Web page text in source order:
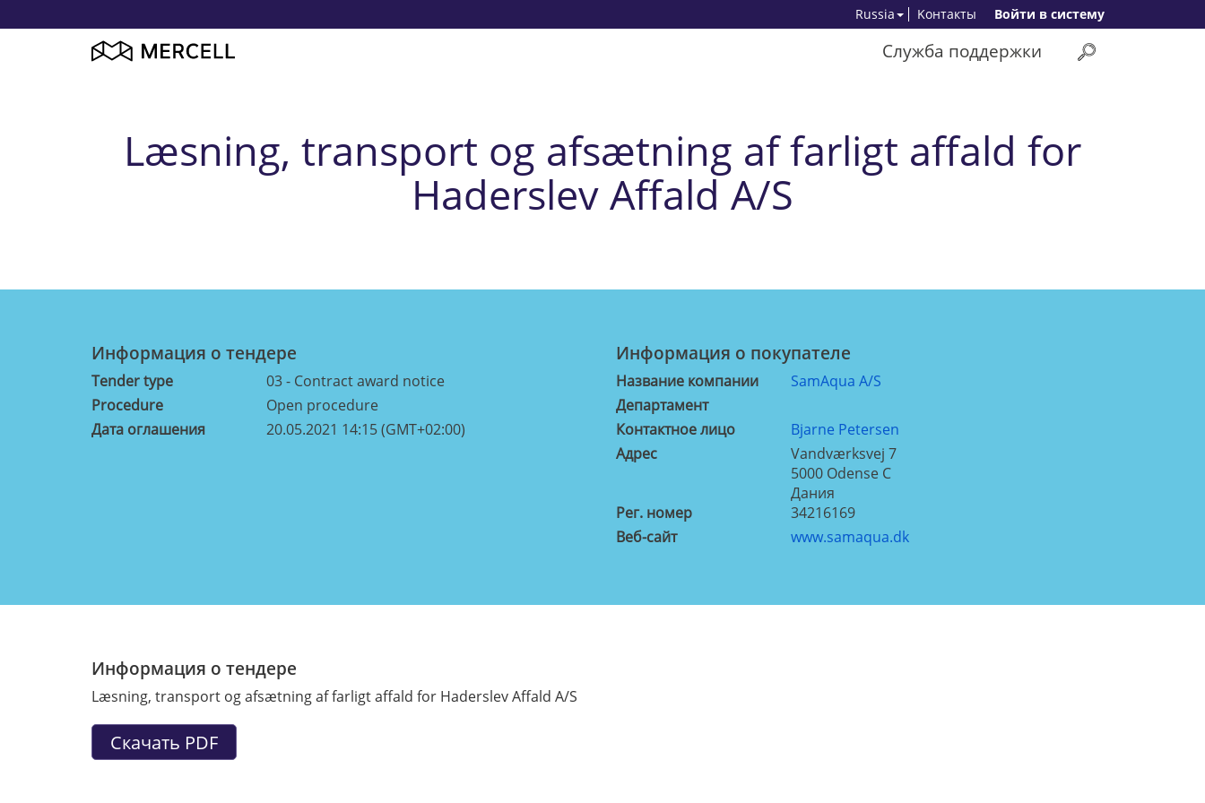
Bойти в систему
Kонтакты
Russia
Служба поддержки
Læsning, transport og afsætning af farligt affald for
Haderslev Affald A/S
Информация о тендерe
Tender type
03 - Contract award notice
Procedure
Open procedure
Дата оглашения
20.05.2021 14:15 (GMT+02:00)
Информация о покупателе
Название компании
SamAqua A/S
Департамент
Контактное лицо
Bjarne Petersen
Aдрес
Vandværksvej 7
5000 Odense C
Дания
Рег. номер
34216169
Веб-сайт
www.samaqua.dk
Информация о тендере
Læsning, transport og afsætning af farligt affald for Haderslev Affald A/S